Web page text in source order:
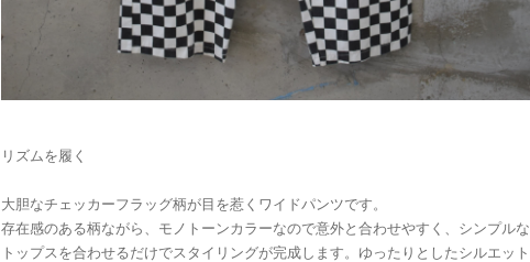
リズムを履く
大胆なチェッカーフラッグ柄が目を惹くワイドパンツです。
存在感のある柄ながら、モノトーンカラーなので意外と合わせやすく、シンプルな
トップスを合わせるだけでスタイリングが完成します。ゆったりとしたシルエット